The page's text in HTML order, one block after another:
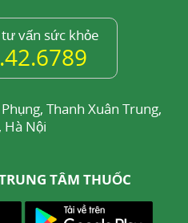
hiệu hóa học cơ
con người. Ở
và bài tiết
cảm giác,
vấn sức khỏe
Thanh Xuân Trung,
Hà Nội
TÂM THUỐC